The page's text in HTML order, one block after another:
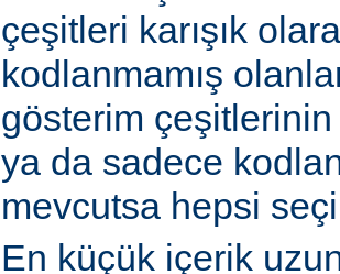
çeşitleri karışık
kodlanmamış
gösterim
ya da sadece
mevcutsa hepsi
En küçük içerik